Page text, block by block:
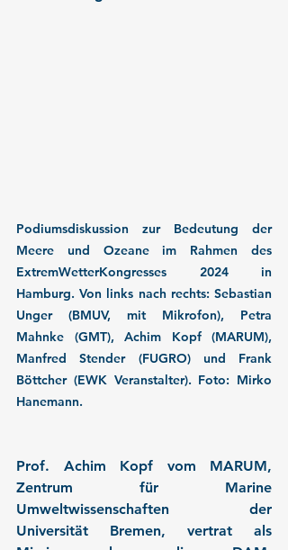
Podiumsdiskussion zur Bedeutung der
Meere und Ozeane im Rahmen des
ExtremWetterKongresses 2024 in
Hamburg. Von links nach rechts: Sebastian
Unger (BMUV, mit Mikrofon), Petra
Mahnke (GMT), Achim Kopf (MARUM),
Manfred Stender (FUGRO) und Frank
Böttcher (EWK Veranstalter). Foto: Mirko
Hanemann.
Prof. Achim Kopf vom MARUM,
Zentrum für Marine
Umweltwissenschaften der
Universität Bremen, vertrat als